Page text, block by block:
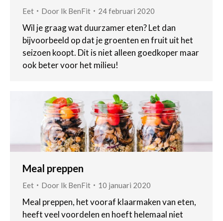
Eet Door Ik BenFit 24 februari 2020
Wil je graag wat duurzamer eten? Let dan
bijvoorbeeld op dat je groenten en fruit uit het
seizoen koopt. Dit is niet alleen goedkoper maar
ook beter voor het milieu!
Meal preppen
Eet Door Ik BenFit 10 januari 2020
Meal preppen, het vooraf klaarmaken van eten,
heeft veel voordelen en hoeft helemaal niet